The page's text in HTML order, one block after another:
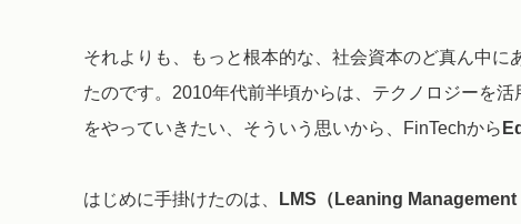
それよりも、もっと根本的な、社会資本のど真ん中
たのです。2010年代前半頃からは、テクノロジーを
をやっていきたい、そういう思いから、FinTechから
はじめに手掛けたのは、 LMS（Leaning Management